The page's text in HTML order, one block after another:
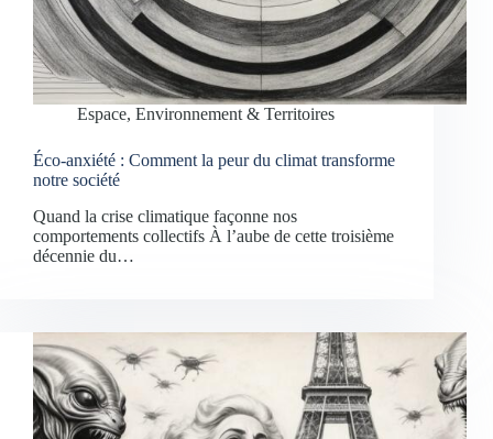
Espace, Environnement & Territoires
Éco-anxiété : Comment la peur du climat transforme
notre société
Quand la crise climatique façonne nos
comportements collectifs À l’aube de cette troisième
décennie du…